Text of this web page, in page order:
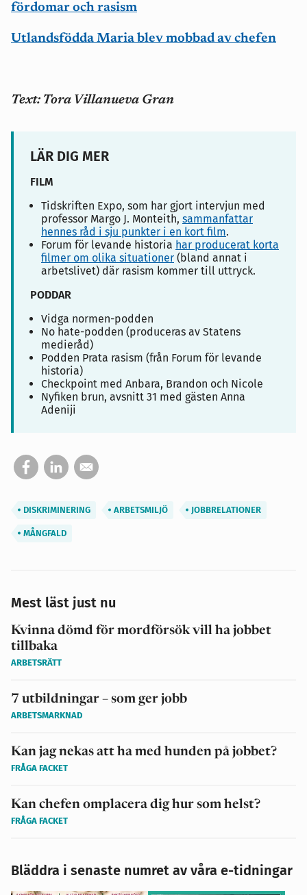
fördomar och rasism
Utlandsfödda Maria blev mobbad av chefen
Text: Tora Villanueva Gran
LÄR DIG MER
FILM
Tidskriften Expo, som har gjort intervjun med
professor Margo J. Monteith, sammanfattar
hennes råd i sju punkter i en kort film.
Forum för levande historia har producerat korta
filmer om olika situationer (bland annat i
arbetslivet) där rasism kommer till uttryck.
PODDAR
Vidga normen-podden
No hate-podden (produceras av Statens
medieråd)
Podden Prata rasism (från Forum för levande
historia)
Checkpoint med Anbara, Brandon och Nicole
Nyfiken brun, avsnitt 31 med gästen Anna
Adeniji
DISKRIMINERING ARBETSMILJÖ JOBBRELATIONER
MÅNGFALD
Mest läst just nu
Kvinna dömd för mordförsök vill ha jobbet
tillbaka
ARBETSRÄTT
7 utbildningar – som ger jobb
ARBETSMARKNAD
Kan jag nekas att ha med hunden på jobbet?
FRÅGA FACKET
Kan chefen omplacera dig hur som helst?
FRÅGA FACKET
Bläddra i senaste numret av våra e-tidningar